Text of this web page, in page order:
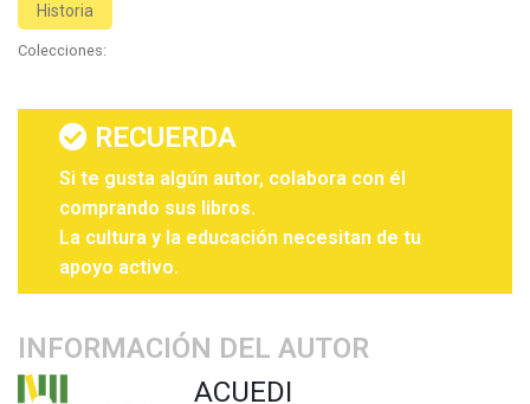
Historia
Colecciones:
RECUERDA
Si te gusta algún autor, colabora con él
comprando sus libros.
La cultura y la educación necesitan de tu
apoyo activo.
INFORMACIÓN DEL AUTOR
ACUEDI